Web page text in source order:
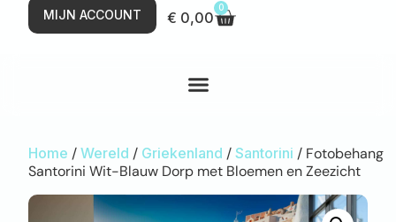
MIJN ACCOUNT € 0,00
0
Home / Wereld / Griekenland / Santorini / Fotobehang
Santorini Wit-Blauw Dorp met Bloemen en Zeezicht